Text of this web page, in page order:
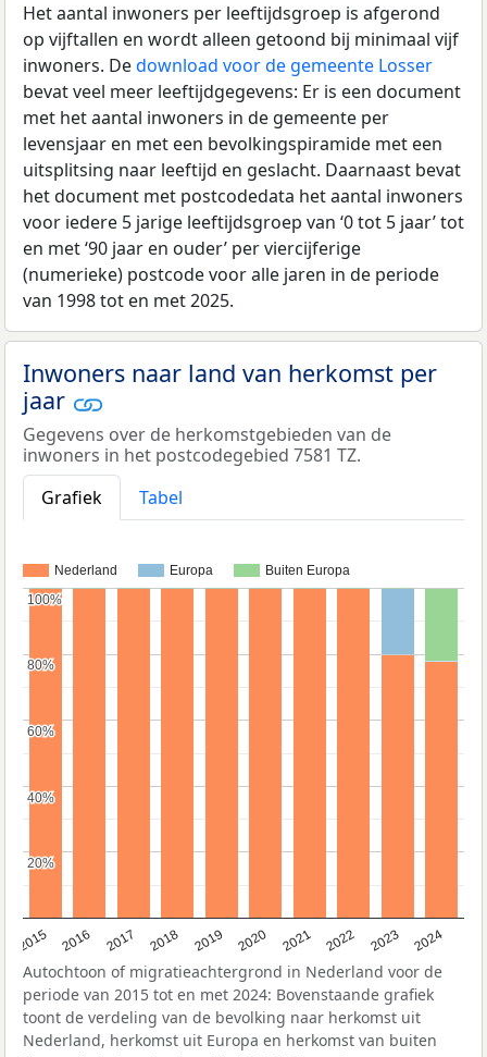
Het aantal inwoners per leeftijdsgroep is afgerond
op vijftallen en wordt alleen getoond bij minimaal vijf
inwoners. Dedownload voor de gemeente Losser
bevat veel meer leeftijdgegevens: Er is een document
met het aantal inwoners in de gemeente per
levensjaar en met een bevolkingspiramide met een
uitsplitsing naar leeftijd en geslacht. Daarnaast bevat
het document met postcodedata het aantal inwoners
voor iedere 5 jarige leeftijdsgroep van ‘0 tot 5 jaar’ tot
en met ‘90 jaar en ouder’ per viercijferige
(numerieke) postcode voor alle jaren in de periode
van 1998 tot en met 2025.
Inwoners naar land van herkomst per
jaar
Gegevens over de herkomstgebieden van de
inwoners in het postcodegebied 7581 TZ.
Grafiek
Tabel
Nederland Europa Buiten Europa
2015 2016 2017 2018 2019 2020 2021 2022 2023 2024
20%
20%
40%
40%
60%
60%
80%
80%
100%
100%
Autochtoon of migratieachtergrond in Nederland voor de
periode van 2015 tot en met 2024: Bovenstaande grafiek
toont de verdeling van de bevolking naar herkomst uit
Nederland, herkomst uit Europa en herkomst van buiten